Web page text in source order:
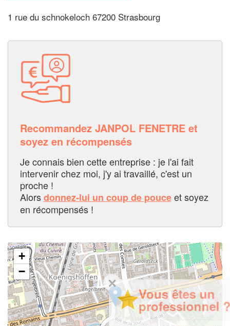
1 rue du schnokeloch 67200 Strasbourg
Recommandez JANPOL FENETRE et
soyez en récompensés
Je connais bien cette entreprise : je l'ai fait
intervenir chez moi, j'y ai travaillé, c'est un
proche !
Alorsdonnez-lui un coup de pouceet soyez
en récompensés !
+
−
✕
Vous êtes un
professionnel ?